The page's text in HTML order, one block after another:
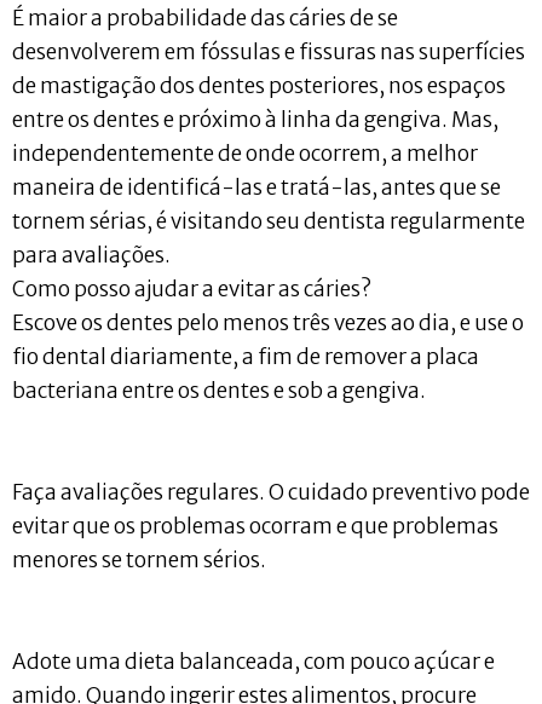
É maior a probabilidade das cáries de se
desenvolverem em fóssulas e fissuras nas superfícies
de mastigação dos dentes posteriores, nos espaços
entre os dentes e próximo à linha da gengiva. Mas,
independentemente de onde ocorrem, a melhor
maneira de identificá-las e tratá-las, antes que se
tornem sérias, é visitando seu dentista regularmente
para avaliações.
Como posso ajudar a evitar as cáries?
Escove os dentes pelo menos três vezes ao dia, e use o
fio dental diariamente, a fim de remover a placa
bacteriana entre os dentes e sob a gengiva.
Faça avaliações regulares. O cuidado preventivo pode
evitar que os problemas ocorram e que problemas
menores se tornem sérios.
Adote uma dieta balanceada, com pouco açúcar e
amido. Quando ingerir estes alimentos, procure